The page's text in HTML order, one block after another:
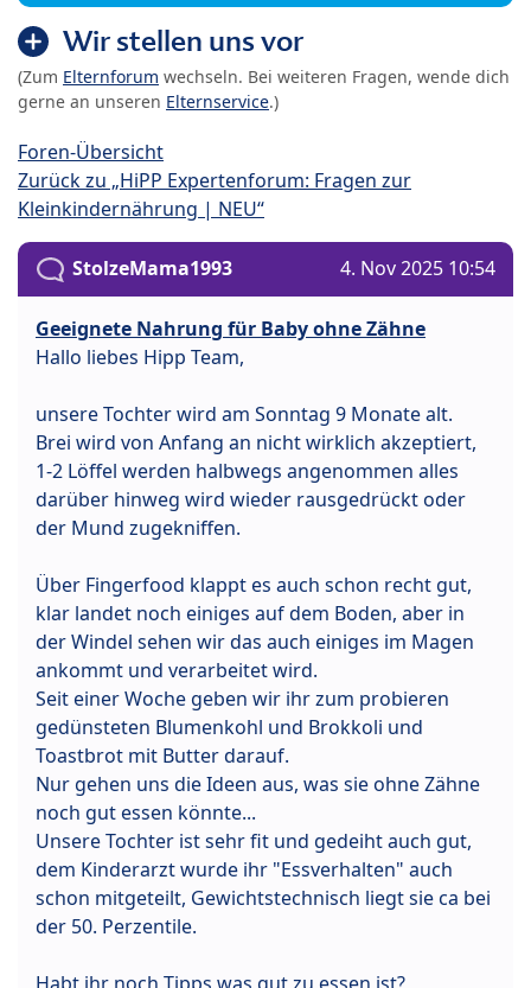
Wir stellen uns vor
(Zum Elternforum wechseln. Bei weiteren Fragen, wende dich
gerne an unseren Elternservice.)
Foren-Übersicht
Zurück zu „HiPP Expertenforum: Fragen zur
Kleinkindernährung | NEU“
StolzeMama1993 4. Nov 2025 10:54
Geeignete Nahrung für Baby ohne Zähne
Hallo liebes Hipp Team,
unsere Tochter wird am Sonntag 9 Monate alt.
Brei wird von Anfang an nicht wirklich akzeptiert,
1-2 Löffel werden halbwegs angenommen alles
darüber hinweg wird wieder rausgedrückt oder
der Mund zugekniffen.
Über Fingerfood klappt es auch schon recht gut,
klar landet noch einiges auf dem Boden, aber in
der Windel sehen wir das auch einiges im Magen
ankommt und verarbeitet wird.
Seit einer Woche geben wir ihr zum probieren
gedünsteten Blumenkohl und Brokkoli und
Toastbrot mit Butter darauf.
Nur gehen uns die Ideen aus, was sie ohne Zähne
noch gut essen könnte...
Unsere Tochter ist sehr fit und gedeiht auch gut,
dem Kinderarzt wurde ihr "Essverhalten" auch
schon mitgeteilt, Gewichtstechnisch liegt sie ca bei
der 50. Perzentile.